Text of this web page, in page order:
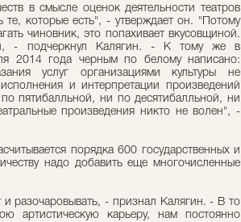
в смысле оценок деятельности театров
те, которые есть", - утверждает он. "Потому
чиновник, это попахивает вкусовщиной.
- подчеркнул Калягин. - К тому же в
2014 года черным по белому написано:
услуг организациями культуры не
и интерпретации произведений
пятибалльной, ни по десятибалльной, ни
произведения никто не волен", -
порядка 600 государственных и
надо добавить еще многочисленные
разочаровывать, - признал Калягин. - В то
артистическую карьеру, нам постоянно